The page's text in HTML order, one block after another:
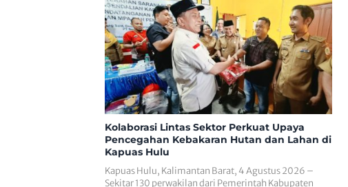
Kolaborasi Lintas Sektor Perkuat Upaya
Pencegahan Kebakaran Hutan dan Lahan di
Kapuas Hulu
Kapuas Hulu, Kalimantan Barat, 4 Agustus 2026 –
Sekitar 130 perwakilan dari Pemerintah Kabupaten